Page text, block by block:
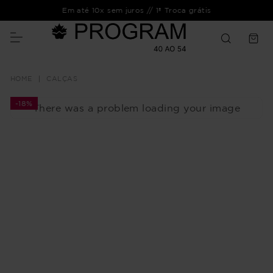
Em até 10x sem juros // 1ª Troca grátis
CALÇAS
There was a problem loading your image
-18%